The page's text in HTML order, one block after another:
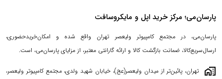
پارسان‌می؛ مرکز خرید اپل و مایکروسافت
پارسان‌می، در مجتمع کامپیوتر ولیعصر تهران واقع شده و امکان‌خریدحضوری،
ارسال‌سریع‌کالا، ضمانت بازگشت کالا و ارائه گارانتی معتبر، از مزایای پارسان‌می، است.
maps_home_work
تهران، پائین‌تر از میدان ولیعصر(عج)، خیابان شهید ولدی، مجتمع کامپیوتر ولیعصر،